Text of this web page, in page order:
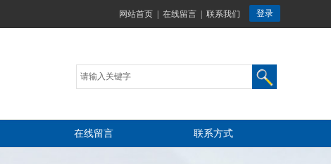
网站首页 在线留言 联系我们
在线留言 联系方式